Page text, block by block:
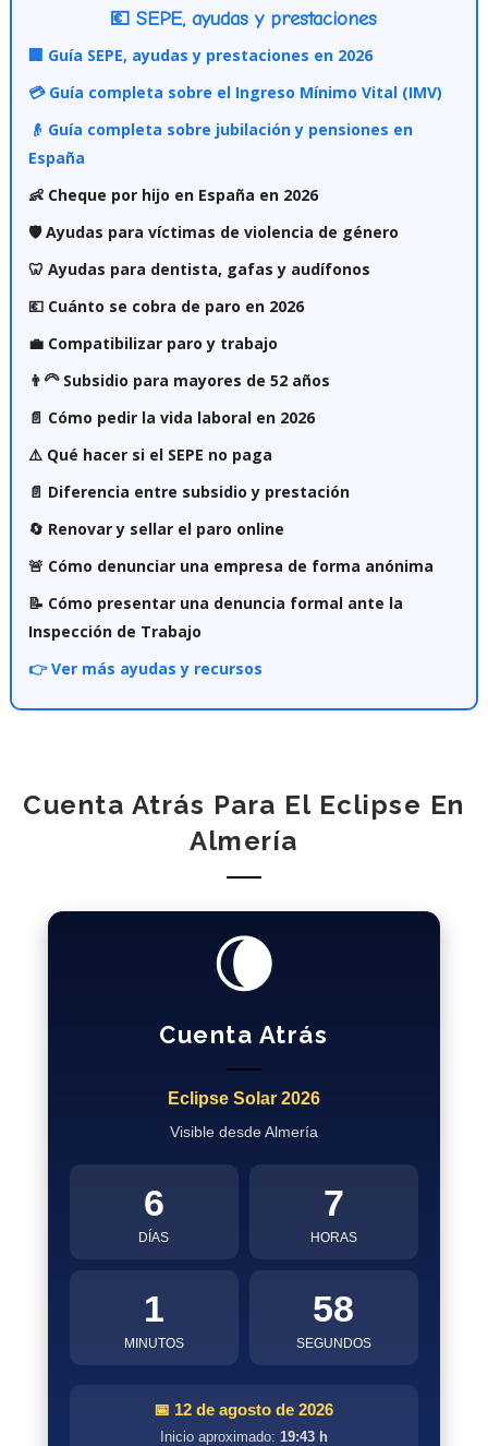
💶 SEPE, ayudas y prestaciones
🏢 Guía SEPE, ayudas y prestaciones en 2026
💳 Guía completa sobre el Ingreso Mínimo Vital (IMV)
👴 Guía completa sobre jubilación y pensiones en
España
👶 Cheque por hijo en España en 2026
🛡️ Ayudas para víctimas de violencia de género
🦷 Ayudas para dentista, gafas y audífonos
💶 Cuánto se cobra de paro en 2026
💼 Compatibilizar paro y trabajo
👨‍🦳 Subsidio para mayores de 52 años
📄 Cómo pedir la vida laboral en 2026
⚠️ Qué hacer si el SEPE no paga
📄 Diferencia entre subsidio y prestación
🔄 Renovar y sellar el paro online
🚨 Cómo denunciar una empresa de forma anónima
📝 Cómo presentar una denuncia formal ante la
Inspección de Trabajo
👉 Ver más ayudas y recursos
Cuenta Atrás Para El Eclipse En
Almería
🌘
Cuenta Atrás
Eclipse Solar 2026
Visible desde Almería
6
DÍAS
7
HORAS
1
MINUTOS
57
SEGUNDOS
📅 12 de agosto de 2026
Inicio aproximado: 19:43 h